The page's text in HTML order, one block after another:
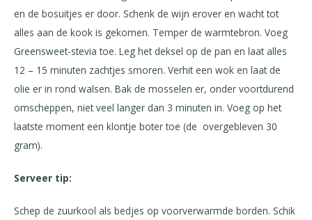
en de bosuitjes er door. Schenk de wijn erover en wacht tot
alles aan de kook is gekomen. Temper de warmtebron. Voeg
Greensweet-stevia toe. Leg het deksel op de pan en laat alles
12 – 15 minuten zachtjes smoren. Verhit een wok en laat de
olie er in rond walsen. Bak de mosselen er, onder voortdurend
omscheppen, niet veel langer dan 3 minuten in. Voeg op het
laatste moment een klontje boter toe (de overgebleven 30
gram).
Serveer tip:
Schep de zuurkool als bedjes op voorverwarmde borden. Schik